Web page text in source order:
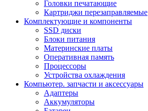
Головки печатающие
Картриджи перезаправляемые
Комплектующие и компоненты
SSD диски
Блоки питания
Материнские платы
Оперативная память
Процессоры
Устройства охлаждения
Компьютер. запчасти и аксессуары
Адаптеры
Аккумуляторы